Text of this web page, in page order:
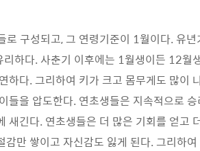
로 구성되고, 그 연령기준이 1월이다. 유
하다. 사춘기 이후에는 1월생이든 12월
하다. 그리하여 키가 크고 몸무게도 많이
들을 압도한다. 연초생들은 지속적으로
새긴다. 연초생들은 더 많은 기회를 얻고
감만 쌓이고 자신감도 잃게 된다. 그리하